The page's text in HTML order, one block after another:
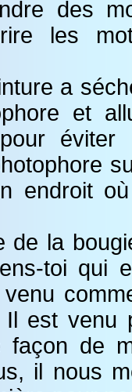
des
les
a
et
endroit
de la
toi qui
est venu
façon de
il nous